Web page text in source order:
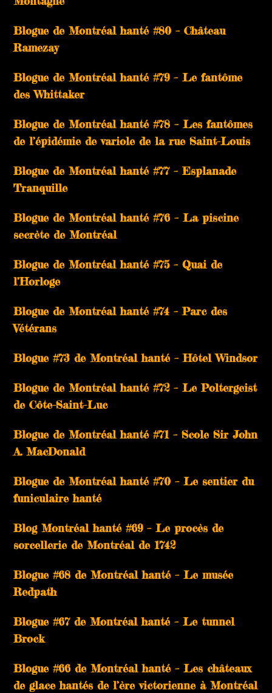
Blogue de Montréal hanté #80 – Château
Ramezay
Blogue de Montréal hanté #79 – Le fantôme
des Whittaker
Blogue de Montréal hanté #78 – Les fantômes
de l’épidémie de variole de la rue Saint-Louis
Blogue de Montréal hanté #77 – Esplanade
Tranquille
Blogue de Montréal hanté #76 – La piscine
secrète de Montréal
Blogue de Montréal hanté #75 – Quai de
l’Horloge
Blogue de Montréal hanté #74 – Parc des
Vétérans
Blogue #73 de Montréal hanté – Hôtel Windsor
Blogue de Montréal hanté #72 – Le Poltergeist
de Côte-Saint-Luc
Blogue de Montréal hanté #71 – Scole Sir John
A. MacDonald
Blogue de Montréal hanté #70 – Le sentier du
funiculaire hanté
Blog Montréal hanté #69 – Le procès de
sorcellerie de Montréal de 1742
Blogue #68 de Montréal hanté – Le musée
Redpath
Blogue #67 de Montréal hanté – Le tunnel
Brock
Blogue #66 de Montréal hanté – Les châteaux
de glace hantés de l’ère victorienne à Montréal